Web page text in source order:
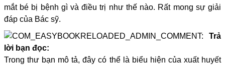
mắt bé bị bệnh gì và điều trị như thế nào. Rất mong sự giải
đáp của Bác sỹ.
Trả
lời bạn đọc:
Trong thư bạn mô tả, đây có thể là biểu hiện của xuất huyết